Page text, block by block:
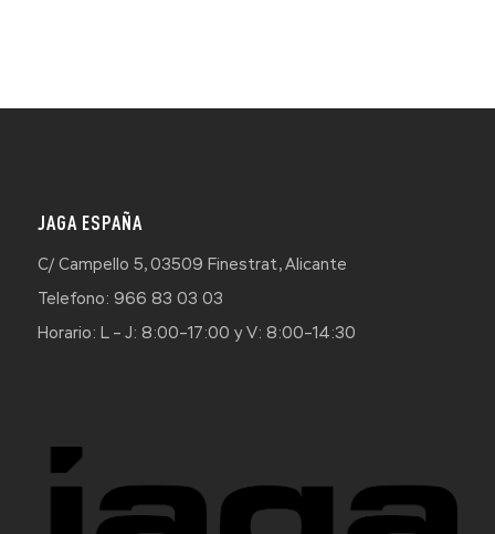
JAGA ESPAÑA
C/ Campello 5, 03509 Finestrat, Alicante
Telefono: 966 83 03 03
Horario: L – J: 8:00–17:00 y V: 8:00–14:30